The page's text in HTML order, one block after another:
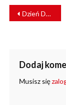
WPISU
Dzień Dziecka z POLREGIO: wspólne podróże w niższej cenie i pikniki tematyczne w regionach
Dodaj
Musisz się